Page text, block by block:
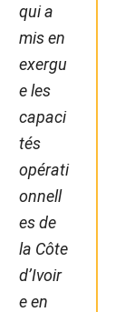
qui a
mis en
exergu
e les
capaci
tés
opérati
onnell
es de
la Côte
d’Ivoir
e en